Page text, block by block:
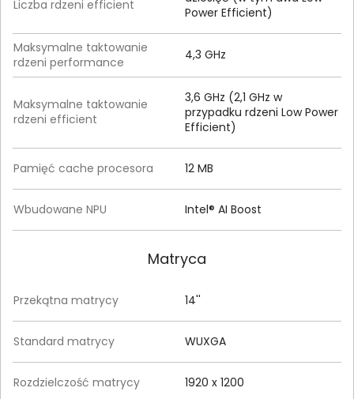
Liczba rdzeni efficient
Power Efficient)
Maksymalne taktowanie
rdzeni performance
4,3 GHz
Maksymalne taktowanie
rdzeni efficient
3,6 GHz (2,1 GHz w
przypadku rdzeni Low Power
Efficient)
Pamięć cache procesora 12 MB
Wbudowane NPU Intel® AI Boost
Matryca
Przekątna matrycy 14''
Standard matrycy WUXGA
Rozdzielczość matrycy 1920 x 1200